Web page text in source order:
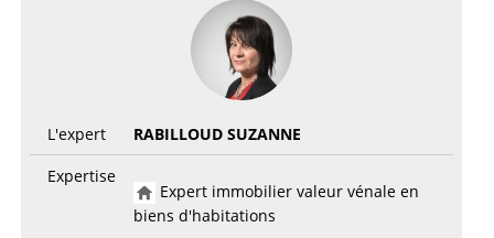
L'expert
RABILLOUD SUZANNE
Expertise
Expert immobilier valeur vénale en
biens d'habitations